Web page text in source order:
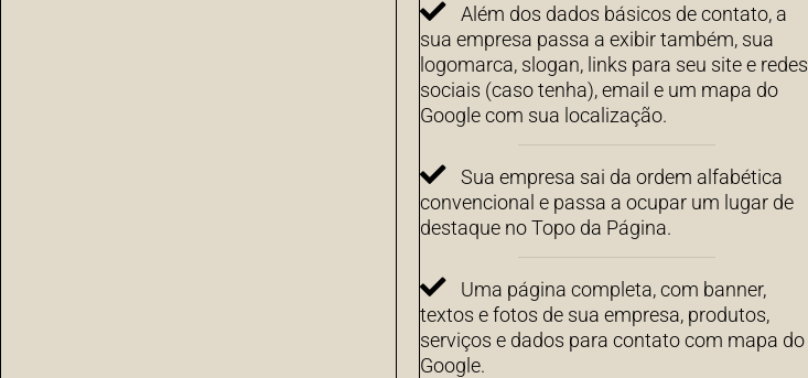
Além dos dados básicos de contato, a
sua empresa passa a exibir também, sua
logomarca, slogan, links para seu site e redes
sociais (caso tenha), email e um mapa do
Google com sua localização.
Sua empresa sai da ordem alfabética
convencional e passa a ocupar um lugar de
destaque no Topo da Página.
Uma página completa, com banner,
textos e fotos de sua empresa, produtos,
serviços e dados para contato com mapa do
Google.